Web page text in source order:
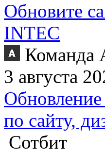
Обновите
INTEC
Команда
3 августа
по сайту,
Сотбит